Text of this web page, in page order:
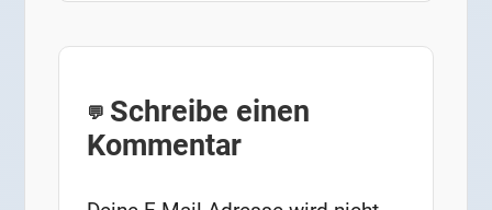
Schreibe einen
Kommentar